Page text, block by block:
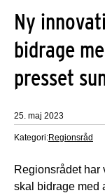
Ny
bidrage
presset
25. maj 2023
Kategori:Regionsråd
Regionsrådet har
skal bidrage med